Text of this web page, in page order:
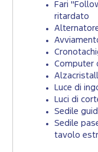
Fari
ritardato
Computer
Luce di
Luci di
Sedile
Sedile
tavolo